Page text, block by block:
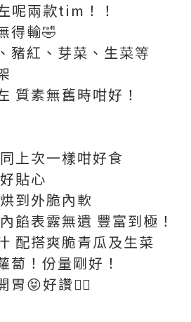
呢兩款tim！！
得輸🤣
豬紅、芽菜、生菜等
質素無舊時咁好！
上次一樣咁好食
貼心
到外脆內軟
餡表露無遺 豐富到極！
配搭爽脆青瓜及生菜
蔔！份量剛好！
😝好讚👍🏻